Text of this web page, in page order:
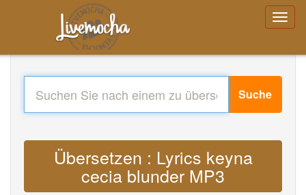
Suche
Übersetzen : Lyrics keyna
cecia blunder MP3